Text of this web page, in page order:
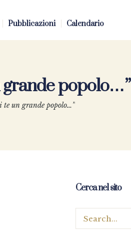
Pubblicazioni Calendario
grande popolo…”
un grande popolo…”
Cerca nel sito